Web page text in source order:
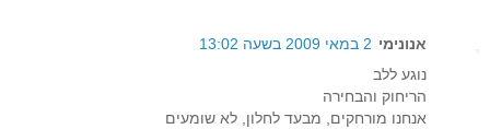
אנונימי 2 במאי 2009 בשעה 13:02
נוגע ללב
הריחוק והבחירה
אנחנו מורחקים, מבעד לחלון, לא שומעים